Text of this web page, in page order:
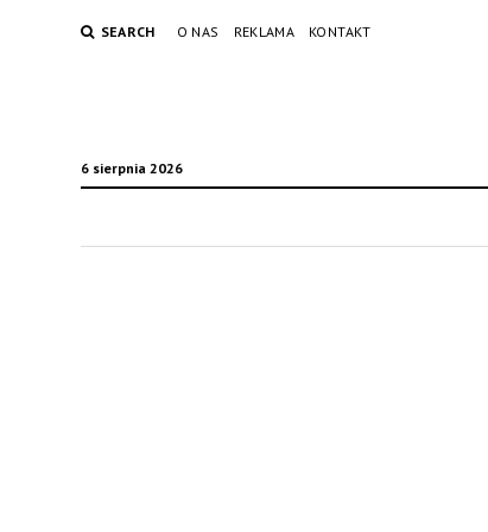
SEARCH O NAS REKLAMA KONTAKT
6 sierpnia 2026